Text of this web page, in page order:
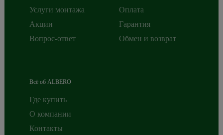
Услуги монтажа
Акции
Вопрос-ответ
Оплата
Гарантия
Обмен и возврат
Всё об ALBERO
Где купить
О компании
Контакты